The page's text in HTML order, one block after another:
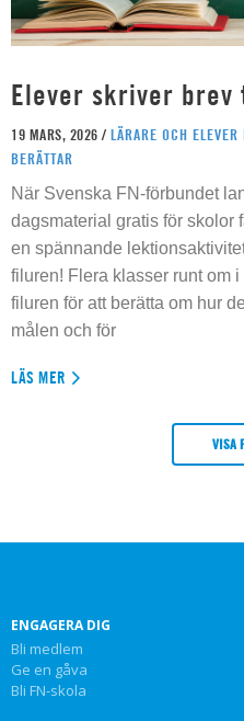
Elever skriver
19 MARS, 2026 / LÄRARE OCH ELEVER
BERÄTTAR
När Svenska FN-förbundet
dagsmaterial gratis för skolor
en spännande
filuren! Flera klasser runt om
filuren för att berätta om hur
målen och för
LÄS MER
VISA
ENGAGERA DIG
Bli medlem
Ge en gåva
Bli FN-skola